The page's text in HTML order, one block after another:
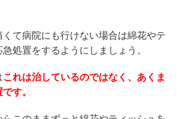
くて病院にも行けない場合は綿花やテ
処置をするようにしましょう。
これは治しているのではなく、あくま
す。